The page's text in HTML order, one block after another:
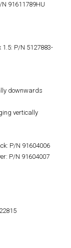
N 91611789HU
1.5: P/N 5127883-
downwards
vertically
P/N 91604006
P/N 91604007